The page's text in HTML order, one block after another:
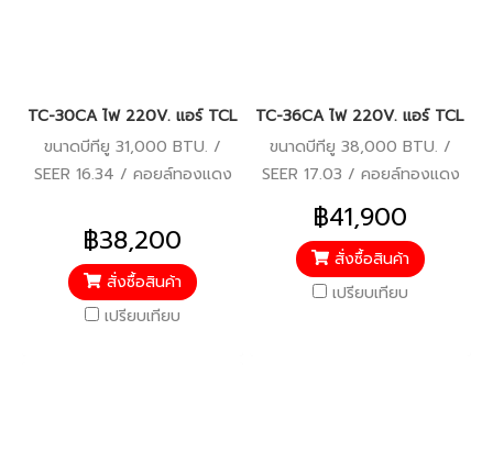
TC-30CA ไฟ 220V. แอร์ TCL รุ่นฝังฝ้าสี่ทิศทาง ระบบ Inverter น้ำ
ขนาดบีทียู 31,000 BTU. /
SEER 16.34 / คอยล์ทองแดง
ไฟเบอร์ 5 / รับประกัน
คอมเพรสเซอร์ 10 ปี/แผงคอยล์
ร้อน-คอยล์เย็น 5 ปี/อะไหล่
ภายในตัวเครื่อง 5 ปี
฿38,200
สั่งซื้อสินค้า
เปรียบเทียบ
TC-36CA ไฟ 220V. แอร์ TCL รุ่
ขนาดบีทียู 38,000 BTU. /
SEER 17.03 / คอยล์ทองแดง
/ รีโมทไร้สาย / WIFI / ประหยัด
ไฟเบอร์ 5 / รับประกัน
คอมเพรสเซอร์ 10 ปี/แผงคอยล์
ร้อน-คอยล์เย็น 5 ปี/อะไหล่
฿41,900
สั่งซื้อสินค้า
เปรียบเทียบ